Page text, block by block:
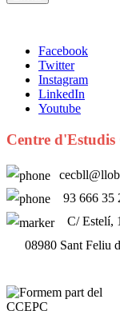
Facebook
Twitter
Instagram
LinkedIn
Youtube
Centre
93 666 35
C/ Estelí,
08980 Sant Feliu